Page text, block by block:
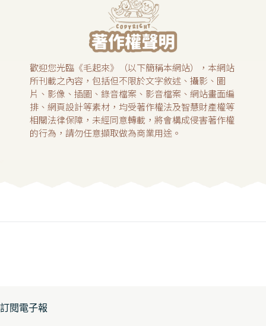
歡迎您光臨《毛起來》（以下簡稱本網站），本網站
所刊載之內容，包括但不限於文字敘述、攝影、圖
片、影像、插圖、錄音檔案、影音檔案、網站畫面編
排、網頁設計等素材，均受著作權法及智慧財產權等
相關法律保障，未經同意轉載，將會構成侵害著作權
的行為，請勿任意擷取做為商業用途。
訂閱電子報